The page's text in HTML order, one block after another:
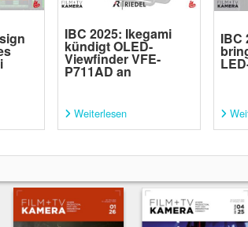
IBC 2025: Ikegami
kündigt OLED-
Viewfinder VFE-
P711AD an
Weiterlesen
IBC